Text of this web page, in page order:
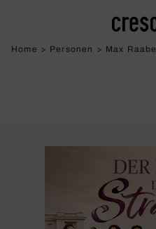
Home > Personen > Max Raabe